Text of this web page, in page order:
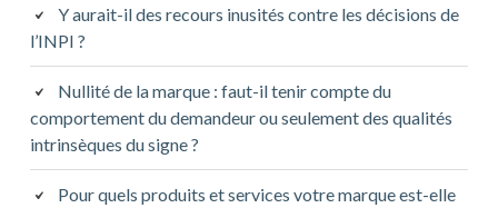
Y aurait-il des recours inusités contre les décisions de
l’INPI ?
Nullité de la marque : faut-il tenir compte du
comportement du demandeur ou seulement des qualités
intrinsèques du signe ?
Pour quels produits et services votre marque est-elle